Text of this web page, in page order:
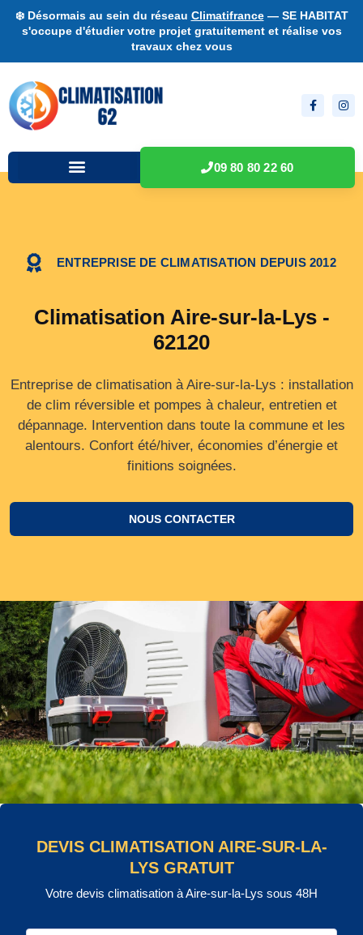
❄️ Désormais au sein du réseau Climatifrance— SE HABITAT
s'occupe d'étudier votre projet gratuitement et réalise vos
travaux chez vous
09 80 80 22 60
ENTREPRISE DE CLIMATISATION DEPUIS 2012
Climatisation Aire-sur-la-Lys -
62120
Entreprise de climatisation à Aire-sur-la-Lys : installation
de clim réversible et pompes à chaleur, entretien et
dépannage. Intervention dans toute la commune et les
alentours. Confort été/hiver, économies d’énergie et
finitions soignées.
NOUS CONTACTER
DEVIS CLIMATISATION AIRE-SUR-LA-
LYS GRATUIT
Votre devis climatisation à Aire-sur-la-Lys sous 48H